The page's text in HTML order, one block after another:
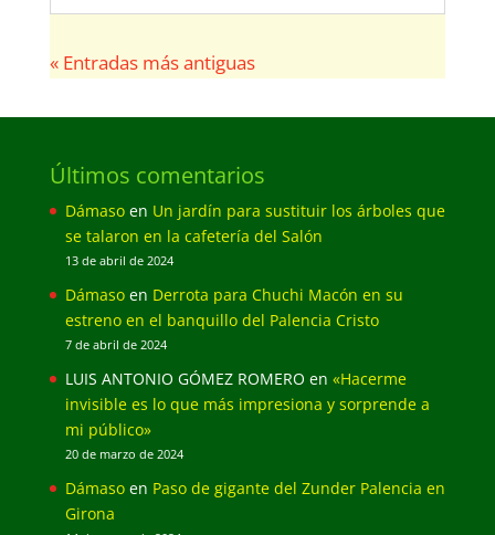
« Entradas más antiguas
Últimos comentarios
Dámasoen Un jardín para sustituir los árboles que
se talaron en la cafetería del Salón
13 de abril de 2024
Dámasoen Derrota para Chuchi Macón en su
estreno en el banquillo del Palencia Cristo
7 de abril de 2024
LUIS ANTONIO GÓMEZ ROMERO en «Hacerme
invisible es lo que más impresiona y sorprende a
mi público»
20 de marzo de 2024
Dámasoen Paso de gigante del Zunder Palencia en
Girona